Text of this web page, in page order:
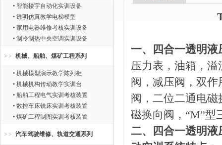
• 智能楼宇自动化实训设备
• 透明仿真教学电梯模型
• 家用电器维修考核实训设备
• 制冷制热中央空调实训设备
机械、船舶、煤矿工程系列
• 机械模型演示教学陈列柜
• 机械机构传动教学实训台
• 船舶工程电气实训考核装置
• 数控车床铣床实训考核装置
• 煤矿工程制图实训考核装置
汽车驾驶维修、轨道交通系列
一、四合一透明
压力表，油箱，
阀，减压阀，双
阀，二位二通电磁
磁换向阀，“M”型
二、四合一透明液